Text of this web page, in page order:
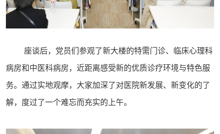
座谈后，党员们参观了新大楼的特需门诊、临床心理科
病房和中医科病房，近距离感受新的优质诊疗环境与特色服
务。通过实地观摩，大家加深了对医院新发展、新变化的了
解，度过了一个难忘而充实的上午。